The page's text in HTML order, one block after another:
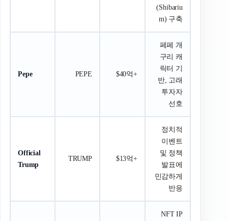
(Shibariu
m) 구축
Pepe PEPE $40억+
페페 개
구리 캐
릭터 기
반, 고래
투자자
선호
Official
Trump
TRUMP $13억+
정치적
이벤트
및 정책
발표에
민감하게
반응
NFT IP